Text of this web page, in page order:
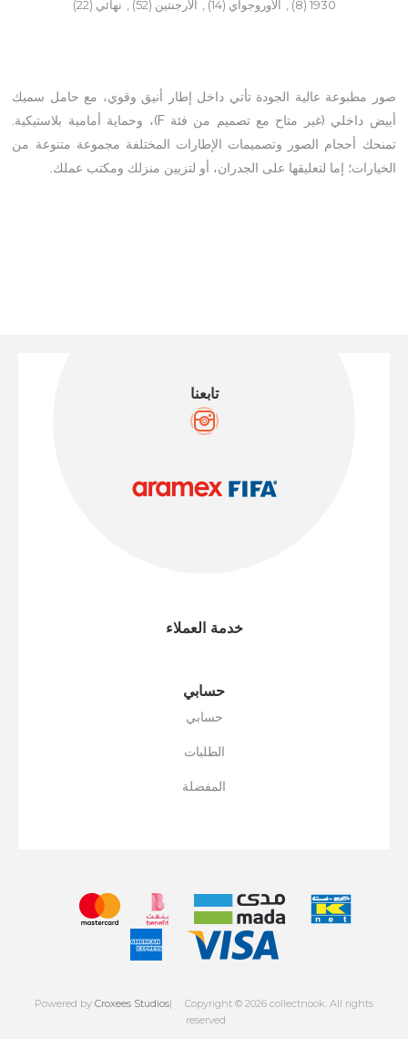
1930
(8)
, الأوروجواي (14)
, الأرجنتين (52)
, نهائي (22)
صور مطبوعة عالية الجودة تأتي داخل إطار أنيق وقوي، مع حامل سميك
أبيض داخلي (غير متاح مع تصميم من فئة F)، وحماية أمامية بلاستيكية.
تمنحك أحجام الصور وتصميمات الإطارات المختلفة مجموعة متنوعة من
الخيارات؛ إما لتعليقها على الجدران، أو لتزيين منزلك ومكتب عملك.
تابعنا
خدمة العملاء
حسابي
حسابي
الطلبات
المفضلة
Powered by Croxees Studios
.Copyright © 2026 collectnook. All rights
reserved